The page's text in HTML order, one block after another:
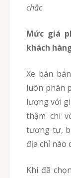
chắc
Mức giá phải chăng và hợp túi tiền của
khách
Xe bán bánh mì cá chả tại tinh Bình Phước
luôn phân
lượng với
thậm chí
tương tự,
địa chỉ nào
Khi đã chọn được một chiếc xe bán bánh mì